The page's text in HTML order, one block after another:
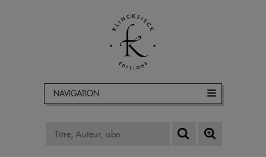
NAVIGATION